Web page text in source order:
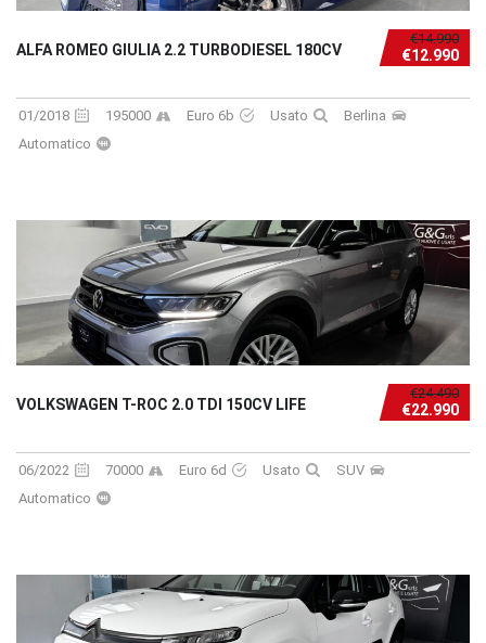
€14.990
€12.990
ALFA ROMEO GIULIA 2.2 TURBODIESEL 180CV
01/2018 195000 Euro 6b Usato
Berlina
Automatico
€24.490
€22.990
VOLKSWAGEN T-ROC 2.0 TDI 150CV LIFE
06/2022 70000 Euro 6d Usato
SUV
Automatico